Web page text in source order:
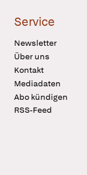
Service
Newsletter
Über uns
Kontakt
Mediadaten
Abo kündigen
RSS-Feed